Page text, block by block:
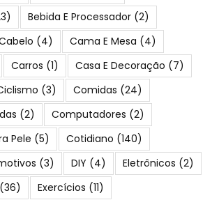
Bebida E Processador (2)
(4) Cama E Mesa (4)
Carros (1) Casa E Decoração (7)
(3) Comidas (24)
(2) Computadores (2)
Pele (5) Cotidiano (140)
(3) DIY (4) Eletrônicos (2)
(36) Exercícios (11)